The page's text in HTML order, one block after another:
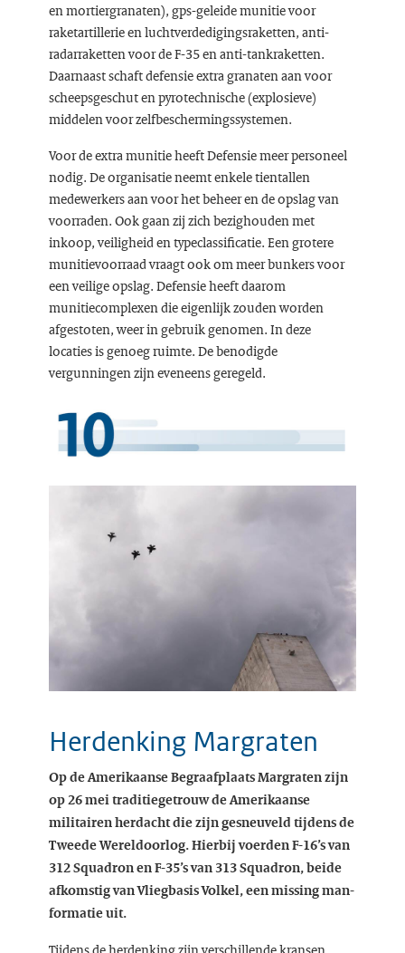
en mortiergranaten), gps-geleide munitie voor
raketartillerie en luchtverdedigingsraketten, anti-
radarraketten voor de F-35 en anti-tankraketten.
Daarnaast schaft defensie extra granaten aan voor
scheepsgeschut en pyrotechnische (explosieve)
middelen voor zelfbeschermingssystemen.
Voor de extra munitie heeft Defensie meer personeel
nodig. De organisatie neemt enkele tientallen
medewerkers aan voor het beheer en de opslag van
voorraden. Ook gaan zij zich bezighouden met
inkoop, veiligheid en typeclassificatie. Een grotere
munitievoorraad vraagt ook om meer bunkers voor
een veilige opslag. Defensie heeft daarom
munitiecomplexen die eigenlijk zouden worden
afgestoten, weer in gebruik genomen. In deze
locaties is genoeg ruimte. De benodigde
vergunningen zijn eveneens geregeld.
Herdenking Margraten
Op de Amerikaanse Begraafplaats Margraten zijn
op 26 mei traditiegetrouw de Amerikaanse
militairen herdacht die zijn gesneuveld tijdens de
Tweede Wereldoorlog. Hierbij voerden F-16’s van
312 Squadron en F-35’s van 313 Squadron, beide
afkomstig van Vliegbasis Volkel, een missing man-
formatie uit.